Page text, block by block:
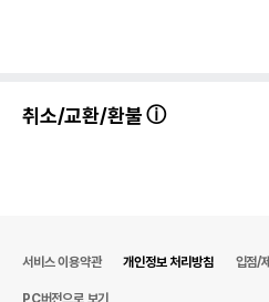
취소/교환/환불
서비스 이용약관 개인정보 처리방침 입점/
PC버전으로 보기